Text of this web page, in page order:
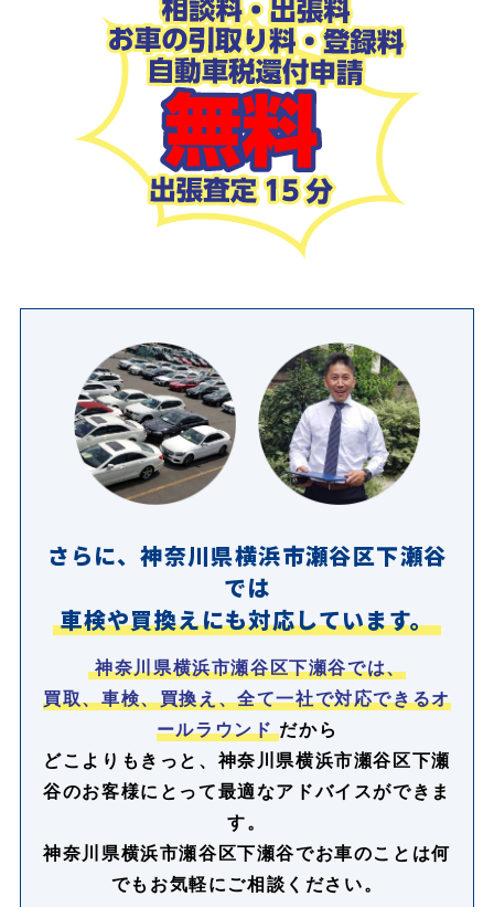
さらに、神奈川県横浜市瀬谷区下瀬谷
では
車検や買換えにも対応しています。
神奈川県横浜市瀬谷区下瀬谷では、
買取、車検、買換え、全て一社で対応できるオ
ールラウンド だから
どこよりもきっと、神奈川県横浜市瀬谷区下瀬
谷のお客様にとって最適なアドバイスができま
す。
神奈川県横浜市瀬谷区下瀬谷でお車のことは何
でもお気軽にご相談ください。